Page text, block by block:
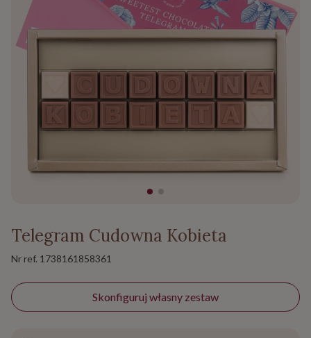
Telegram Cudowna Kobieta
Nr ref. 1738161858361
Skonfiguruj własny zestaw